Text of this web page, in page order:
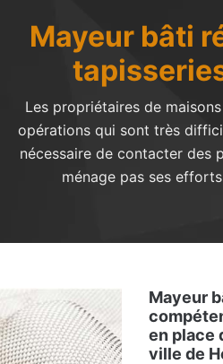
Mayeur bâti
Les propriétaires de
opérations qui sont très
nécessaire de contacter des
ménage pas ses
Mayeur
en place
ville de